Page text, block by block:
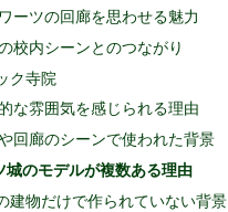
ーツの回廊を思わせる魅力
校内シーンとのつながり
ク寺院
な雰囲気を感じられる理由
回廊のシーンで使われた背景
城のモデルが複数ある理由
建物だけで作られていない背景